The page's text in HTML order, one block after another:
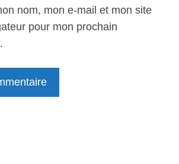
nom, mon e-mail et mon site
pour mon prochain